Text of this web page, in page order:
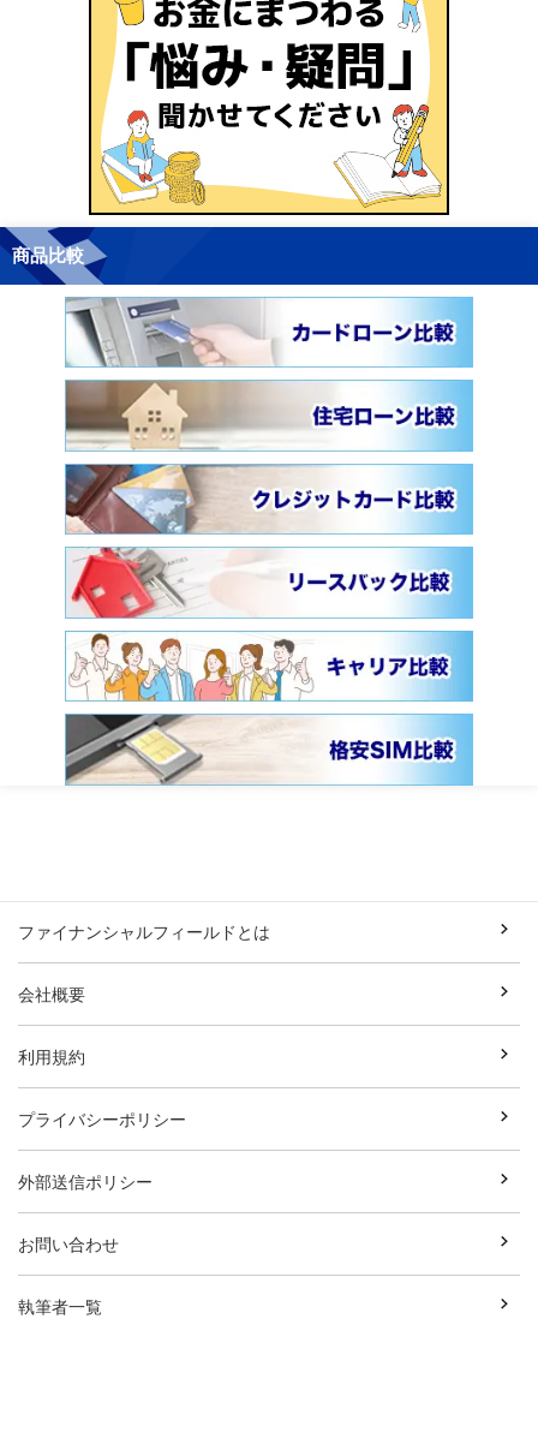
商品比較
ファイナンシャルフィールドとは
会社概要
利用規約
プライバシーポリシー
外部送信ポリシー
お問い合わせ
執筆者一覧